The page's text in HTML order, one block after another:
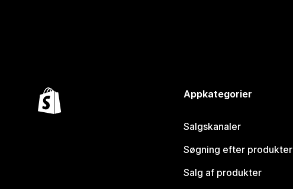
Appkategorier
Salgskanaler
Søgning efter produkter
Salg af produkter